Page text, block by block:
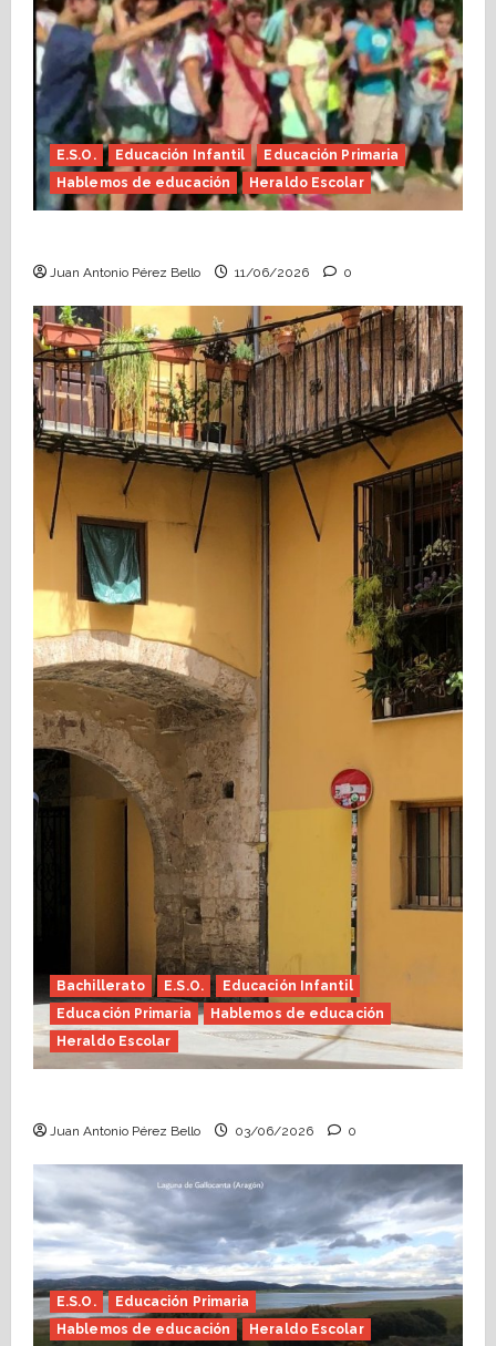
E.S.O. Educación Infantil
Educación Primaria
Hablemos de educación
Heraldo Escolar
Juan Antonio Pérez Bello 11/06/2026 0
Bachillerato E.S.O.
Educación Infantil
Educación Primaria
Hablemos de educación
Heraldo Escolar
Juan Antonio Pérez Bello 03/06/2026 0
E.S.O.
Educación Primaria
Hablemos de educación
Heraldo Escolar